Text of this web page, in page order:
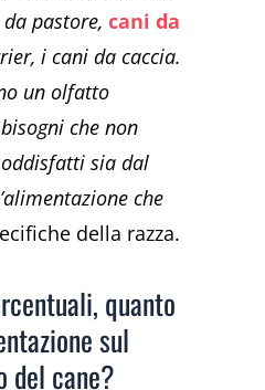
pastore,cani da
i cani da caccia.
un olfatto
che non
sia dal
che
della razza.
quanto
sul
del cane?